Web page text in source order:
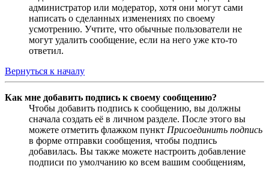
администратор или модератор, хотя они могут сами
написать о сделанных изменениях по своему
усмотрению. Учтите, что обычные пользователи не
могут удалить сообщение, если на него уже кто-то
ответил.
Вернуться к началу
Как мне добавить подпись к своему сообщению?
Чтобы добавить подпись к сообщению, вы должны
сначала создать её в личном разделе. После этого вы
можете отметить флажком пункт Присоединить подпись
в форме отправки сообщения, чтобы подпись
добавилась. Вы также можете настроить добавление
подписи по умолчанию ко всем вашим сообщениям,